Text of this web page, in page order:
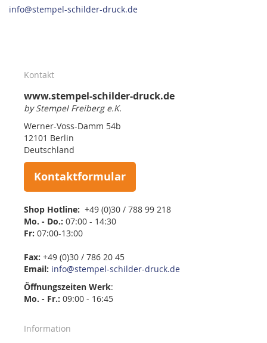
info@stempel-schilder-druck.de
Kontakt
www.stempel-schilder-druck.de
by Stempel Freiberg e.K.
Werner-Voss-Damm 54b
12101 Berlin
Deutschland
Kontaktformular
Shop Hotline: +49 (0)30 / 788 99 218
Mo. - Do.: 07:00 - 14:30
Fr: 07:00-13:00
Fax: +49 (0)30 / 786 20 45
Email: info@stempel-schilder-druck.de
Öffnungszeiten Werk:
Mo. - Fr.: 09:00 - 16:45
Information